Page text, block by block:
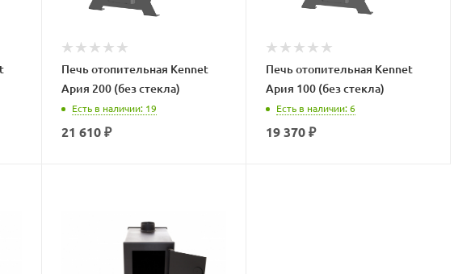
Печь отопительная Kennet
Ария 200 (без стекла)
Есть в наличии: 19
21 610₽
Печь отопительная Kennet
Ария 100 (без стекла)
Есть в наличии: 6
19 370₽